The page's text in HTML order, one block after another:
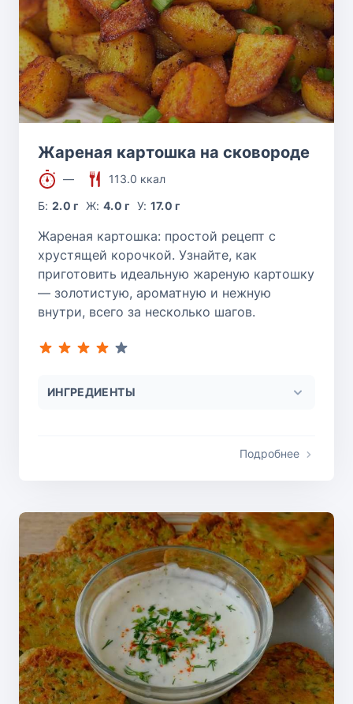
Жареная картошка на сковороде
—
113.0 ккал
Б:2.0 г Ж: 4.0 г У: 17.0 г
Жареная картошка: простой рецепт с
хрустящей корочкой. Узнайте, как
приготовить идеальную жареную картошку
— золотистую, ароматную и нежную
внутри, всего за несколько шагов.
ИНГРЕДИЕНТЫ
Подробнее